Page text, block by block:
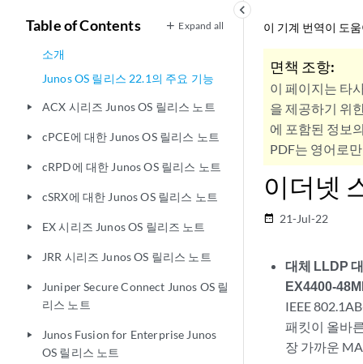
keyboard_arrow_left
Table of Contents Expand all
소개
Junos OS 릴리스 22.1의 주요 기능
play_arrow ACX 시리즈 Junos OS 릴리스 노트
play_arrow cPCE에 대한 Junos OS 릴리스 노트
play_arrow cRPD에 대한 Junos OS 릴리스 노트
play_arrow cSRX에 대한 Junos OS 릴리스 노트
play_arrow EX 시리즈 Junos OS 릴리즈 노트
play_arrow JRR 시리즈 Junos OS 릴리스 노트
play_arrow
Juniper Secure Connect Junos OS 릴
리스 노트
play_arrow
Junos Fusion for Enterprise Junos
OS 릴리스 노트
이 기계 번역이 도
면책 조항:
이 페이지는 타
을 제공하기 위
에 포함된 정보
PDF는 영어로
이더넷
date_range 21-Jul-22
대체 LLDP
EX4400-
IEEE
패킷이 올바
장 가까운